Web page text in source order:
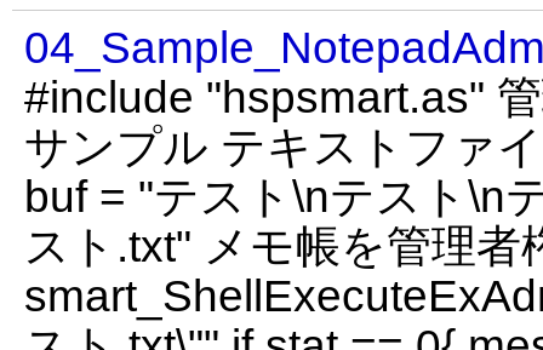
#include "hspsmart.as"
サンプル テキストファ
buf = "テスト\nテスト\n
スト.txt" メモ帳を管理者